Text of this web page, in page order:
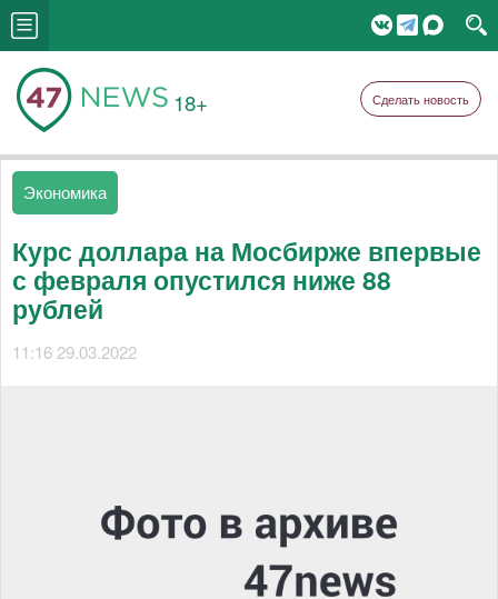
18+ Сделать новость
Экономика
Курс доллара на Мосбирже впервые
с февраля опустился ниже 88
рублей
11:16 29.03.2022